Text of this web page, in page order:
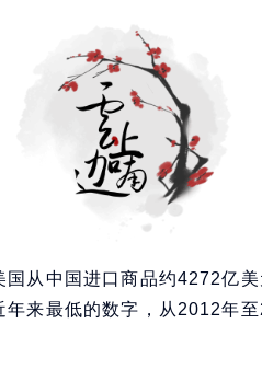
从中国进口商品约4272亿
来最低的数字，从2012年